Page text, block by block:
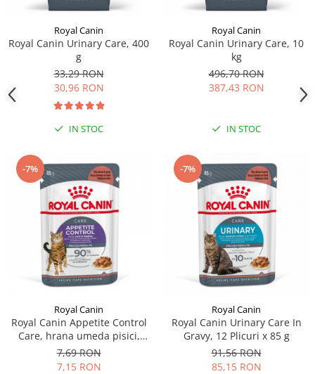
Royal Canin
Royal Canin Urinary Care, 400
g
33,29 RON
30,96 RON
IN STOC
Royal Canin
Royal Canin Urinary Care, 10
kg
496,70 RON
387,43 RON
IN STOC
-7%
Royal Canin
Royal Canin Appetite Control
Care, hrana umeda pisici,
adult sterilizat, reglarea
apetitului, (in sos), 1 x85g
7,69 RON
7,15 RON
-7%
Royal Canin
Royal Canin Urinary Care In
Gravy, 12 Plicuri x 85 g
91,56 RON
85,15 RON